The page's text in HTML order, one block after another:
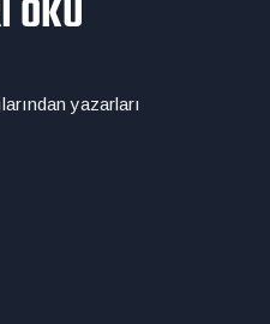
yazarları